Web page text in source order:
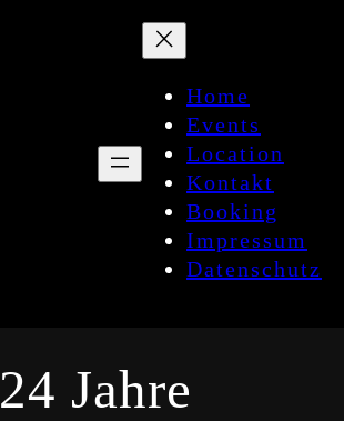
Home
Events
Location
Kontakt
Booking
Impressum
Datenschutz
24 Jahre